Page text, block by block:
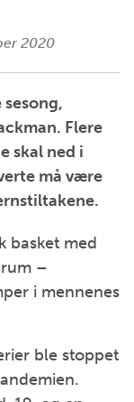
2020
Flere
skal ned i
må være
basket med
–
i mennenes
ble stoppet